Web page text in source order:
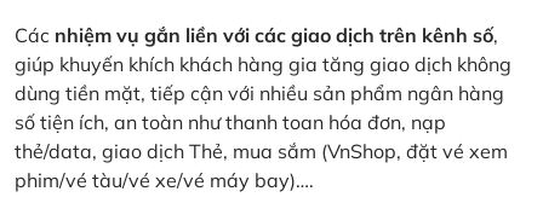
Các nhiệm vụ gắn liền với các giao dịch trên kênh số,
giúp khuyến khích khách hàng gia tăng giao dịch không
dùng tiền mặt, tiếp cận với nhiều sản phẩm ngân hàng
số tiện ích, an toàn như thanh toan hóa đơn, nạp
thẻ/data, giao dịch Thẻ, mua sắm (VnShop, đặt vé xem
phim/vé tàu/vé xe/vé máy bay)….